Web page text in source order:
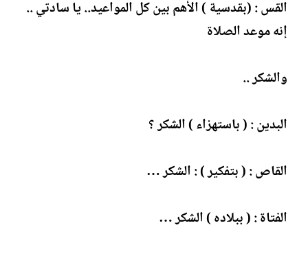
القس : (بقدسية ) الأهم بين كل المواعيد.. يا سادتي ..
إنه موعد الصلاة
والشكر ..
البدين : ( باستهزاء ) الشكر ؟
القاص : ( بتفكير ) : الشكر …
الفتاة : ( ببلاده ) الشكر …